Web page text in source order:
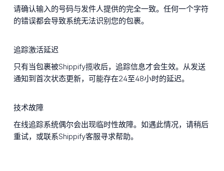
请确认输入的号码与发件人提供的完全一致。任何一个字符
的错误都会导致系统无法识别您的包裹。
追踪激活延迟
只有当包裹被Shippify揽收后，追踪信息才会生效。从发送
通知到首次状态更新，可能存在24至48小时的延迟。
技术故障
在线追踪系统偶尔会出现临时性故障。如遇此情况，请稍后
重试，或联系Shippify客服寻求帮助。